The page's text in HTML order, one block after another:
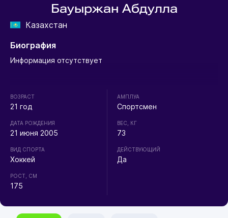
Бауыржан Абдулла
Казахстан
Биография
Информация отсутствует
ВОЗРАСТ
21 год
ДАТА РОЖДЕНИЯ
21 июня 2005
ВИД СПОРТА
Хоккей
РОСТ, СМ
175
АМПЛУА
Спортсмен
ВЕС, КГ
73
ДЕЙСТВУЮЩИЙ
Да